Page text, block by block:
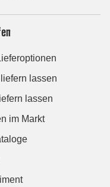
lassen
lassen
im Markt